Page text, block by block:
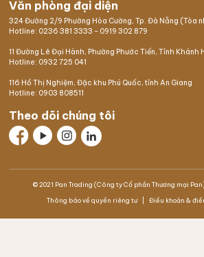
Văn phòng đại diện
324 Đường 2/9 Phường Hòa Cường, Tp. Đà Nẵng (Tòa
Hotline: 0236 381 3333 - 0919 302 879
11 Đường Lê Đại Hành, Phường Phước Tiến, Tỉnh Khánh
Hotline: 0932 725 041
116 Hồ Thị Nghiệm, Đặc khu Phú Quốc, tỉnh An Giang
Hotline: 0903 808511
Theo dõi chúng tôi
© 2021 Pan Trading (Công ty Cổ phần Thương mại
Thông báo về quyền riêng tư Điều khoản &